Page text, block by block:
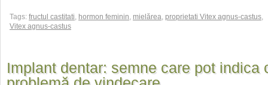
Tags: fructul castitati, hormon feminin, mielărea, proprietati Vitex agnus-castus,
Vitex agnus-castus
Implant dentar: semne care pot indica